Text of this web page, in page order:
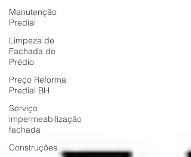
Manutenção
Predial
Limpeza de
Fachada de
Prédio
Preço Reforma
Predial BH
Serviço
impermeabilização
fachada
Construções